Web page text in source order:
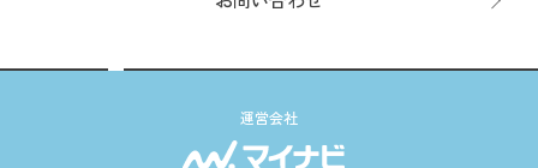
運営会社